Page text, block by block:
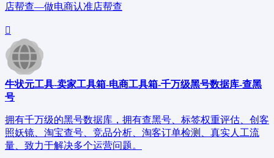
店帮查—做电商认准店帮查
牛状元工具-卖家工具箱-电商工具箱-千万级黑号数据库-查黑
号
拥有千万级的黑号数据库，拥有查黑号、标签权重评估、创客
照妖镜、淘宝查号、竞品分析、淘客订单检测、真实人工流
量、致力于解决多个运营问题。